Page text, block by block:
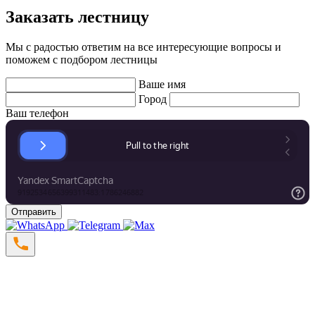
Заказать лестницу
Мы с радостью ответим на все интересующие вопросы и
поможем с подбором лестницы
Ваше имя
Город
Ваш телефон